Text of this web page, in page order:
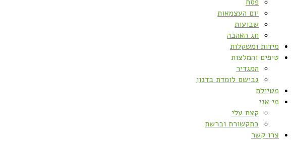
יום העצמאות
שבועות
חג האהבה
מידות ומשקלות
טיפים והמלצות
המגדיר
גבישס לומדת בדנון
מטיילת
מי אני
קצת עלי
בתקשורת וברשת
צרו קשר